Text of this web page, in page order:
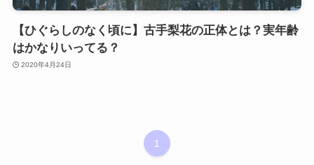
【ひぐらしのなく頃に】古手梨花の正体とは？実年齢
はかなりいってる？
2020年4月24日
1